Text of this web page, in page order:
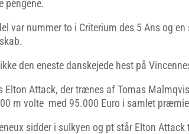
pengene.
var nummer to i Criterium des 5 Ans og
den eneste danskejede hest på
Elton Attack, der trænes af Tomas
m volte med 95.000 Euro i samlet
sidder i sulkyen og pt står Elton Attack